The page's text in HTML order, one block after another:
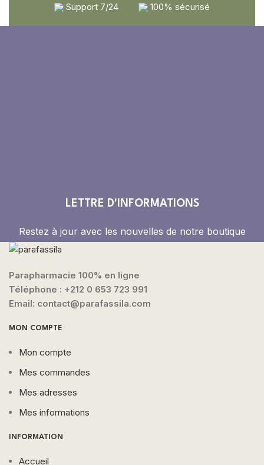
Support 7/24
100% sécurisé
LETTRE D'INFORMATIONS
Restez à jour avec les nouvelles de notre boutique
Parapharmacie 100% en ligne
Téléphone : +212 0 653 723 991
Email: contact@parafassila.com
MON COMPTE
Mon compte
Mes commandes
Mes adresses
Mes informations
INFORMATION
Accueil